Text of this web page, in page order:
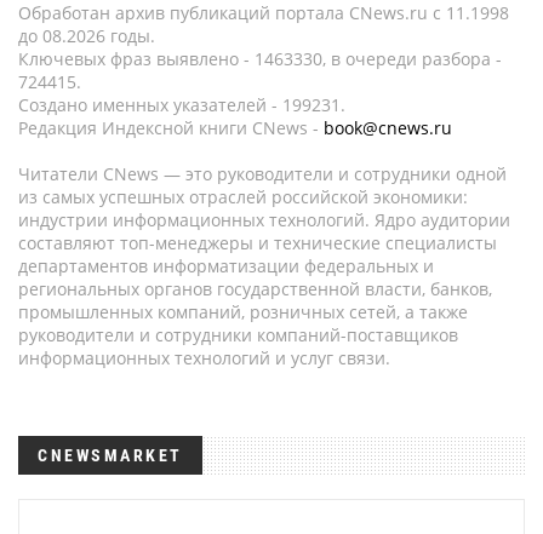
Обработан архив публикаций портала CNews.ru c 11.1998
до 08.2026 годы.
Ключевых фраз выявлено - 1463330, в очереди разбора -
724415.
Создано именных указателей - 199231.
Редакция Индексной книги CNews - book@cnews.ru
Читатели CNews — это руководители и сотрудники одной
из самых успешных отраслей российской экономики:
индустрии информационных технологий. Ядро аудитории
составляют топ-менеджеры и технические специалисты
департаментов информатизации федеральных и
региональных органов государственной власти, банков,
промышленных компаний, розничных сетей, а также
руководители и сотрудники компаний-поставщиков
информационных технологий и услуг связи.
CNEWSMARKET